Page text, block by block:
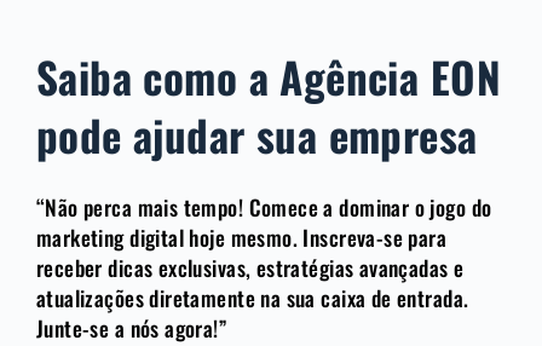
Saiba como a Agência EON
pode ajudar sua empresa
“Não perca mais tempo! Comece a dominar o jogo do
marketing digital hoje mesmo. Inscreva-se para
receber dicas exclusivas, estratégias avançadas e
atualizações diretamente na sua caixa de entrada.
Junte-se a nós agora!”